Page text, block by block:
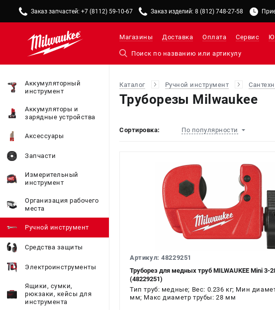
Заказ запчастей: +7 (8112) 59-10-67 Заказ изделий: 8 (812) 748-27-58
Магазины Доставка Оплата Сервис
Аккумуляторный
инструмент
Аккумуляторы и
зарядные устройства
Аксессуары
Запчасти
Измерительный
инструмент
Организация рабочего
места
Ручной инструмент
Средства защиты
Электроинструменты
Ящики, сумки,
рюкзаки, кейсы для
инструмента
Каталог Ручной инструмент
Труборезы Milwaukee
Сортировка: По популярности
Артикул: 48229251
Труборез для медных труб MILWAUKEE Mini 3-
(48229251)
Тип труб: медные; Вес: 0.236 кг; Мин
мм; Макс диаметр трубы: 28 мм